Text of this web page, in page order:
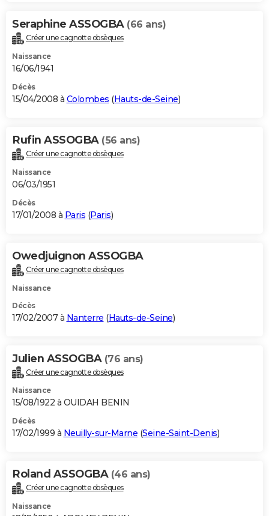
Seraphine ASSOGBA (66 ans)
Créer une cagnotte obsèques
Naissance
16/06/1941
Décès
15/04/2008 à Colombes (Hauts-de-Seine)
Rufin ASSOGBA (56 ans)
Créer une cagnotte obsèques
Naissance
06/03/1951
Décès
17/01/2008 à Paris (Paris)
Owedjuignon ASSOGBA
Créer une cagnotte obsèques
Naissance
Décès
17/02/2007 à Nanterre (Hauts-de-Seine)
Julien ASSOGBA (76 ans)
Créer une cagnotte obsèques
Naissance
15/08/1922 à OUIDAH BENIN
Décès
17/02/1999 à Neuilly-sur-Marne (Seine-Saint-Denis)
Roland ASSOGBA (46 ans)
Créer une cagnotte obsèques
Naissance